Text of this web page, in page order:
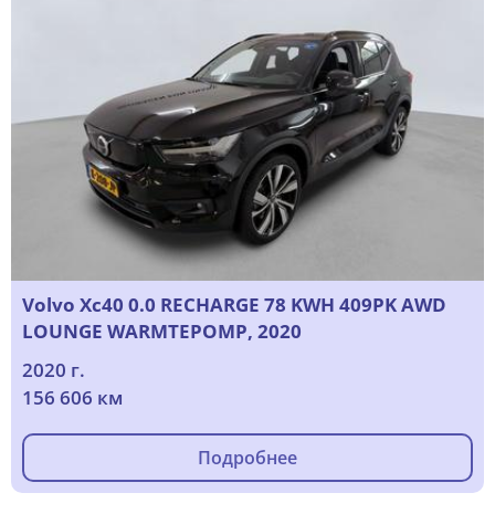
Volvo Xc40 0.0 RECHARGE 78 KWH 409PK AWD
LOUNGE WARMTEPOMP, 2020
2020 г.
156 606 км
Подробнее